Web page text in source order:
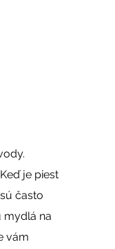
je piest
často
mydlá na
vám